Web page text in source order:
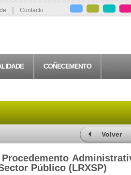
| Contacto
COÑECEMENTO
Volver
Público (LRXSP)